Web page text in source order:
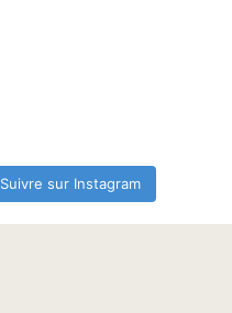
Suivre sur Instagram